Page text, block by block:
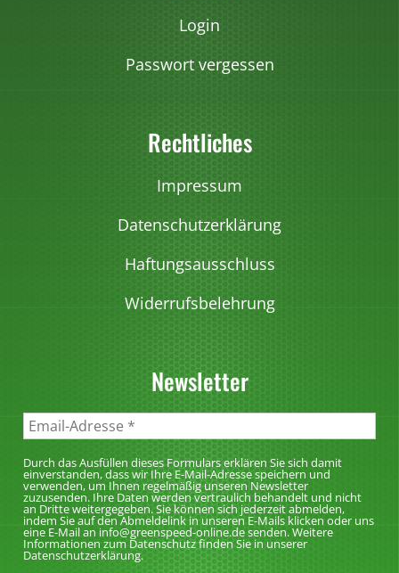
Login
Passwort vergessen
Rechtliches
Impressum
Datenschutzerklärung
Haftungsausschluss
Widerrufsbelehrung
Newsletter
Durch das Ausfüllen dieses Formulars erklären Sie sich damit
einverstanden, dass wir Ihre E-Mail-Adresse speichern und
verwenden, um Ihnen regelmäßig unseren Newsletter
zuzusenden. Ihre Daten werden vertraulich behandelt und nicht
an Dritte weitergegeben. Sie können sich jederzeit abmelden,
indem Sie auf den Abmeldelink in unseren E-Mails klicken oder uns
eine E-Mail an info@greenspeed-online.de senden. Weitere
Informationen zum Datenschutz finden Sie in unserer
Datenschutzerklärung.